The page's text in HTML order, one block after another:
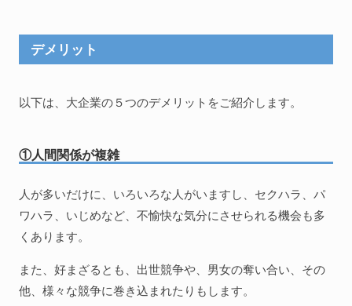
デメリット
以下は、大企業の５つのデメリットをご紹介します。
①人間関係が複雑
人が多いだけに、いろいろな人がいますし、セクハラ、パ
ワハラ、いじめなど、不愉快な気分にさせられる機会も多
くあります。
また、好まざるとも、出世競争や、男女の奪い合い、その
他、様々な競争に巻き込まれたりもします。